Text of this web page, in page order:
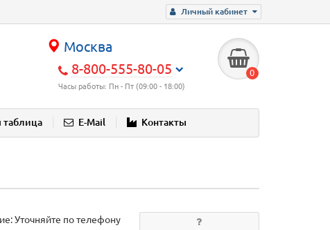
Личный кабинет
Москва
8-800-555-80-05
Часы работы: Пн - Пт (09:00 - 18:00)
0
таблица E-Mail Контакты
Уточняйте по телефону